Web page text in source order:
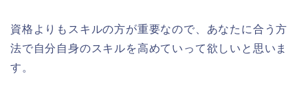
資格よりもスキルの方が重要なので、あなたに合う方
法で自分自身のスキルを高めていって欲しいと思いま
す。